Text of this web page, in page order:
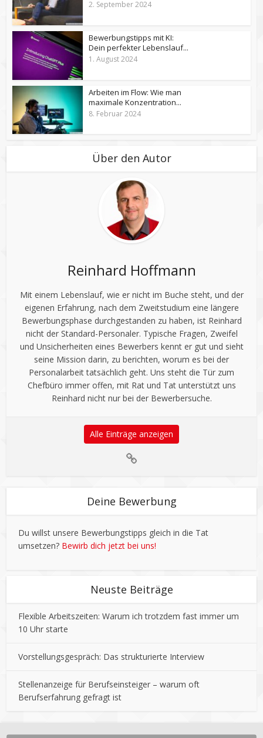
2. September 2024
Bewerbungstipps mit KI:
Dein perfekter Lebenslauf...
1. August 2024
Arbeiten im Flow: Wie man
maximale Konzentration...
8. Februar 2024
Über den Autor
Reinhard Hoffmann
Mit einem Lebenslauf, wie er nicht im Buche steht, und der
eigenen Erfahrung, nach dem Zweitstudium eine längere
Bewerbungsphase durchgestanden zu haben, ist Reinhard
nicht der Standard-Personaler. Typische Fragen, Zweifel
und Unsicherheiten eines Bewerbers kennt er gut und sieht
seine Mission darin, zu berichten, worum es bei der
Personalarbeit tatsächlich geht. Uns steht die Tür zum
Chefbüro immer offen, mit Rat und Tat unterstützt uns
Reinhard nicht nur bei der Bewerbersuche.
Alle Einträge anzeigen
Deine Bewerbung
Du willst unsere Bewerbungstipps gleich in die Tat
umsetzen? Bewirb dich jetzt bei uns!
Neuste Beiträge
Flexible Arbeitszeiten: Warum ich trotzdem fast immer um
10 Uhr starte
Vorstellungsgespräch: Das strukturierte Interview
Stellenanzeige für Berufseinsteiger – warum oft
Berufserfahrung gefragt ist